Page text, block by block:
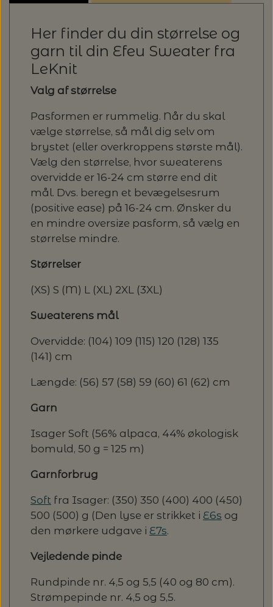
Her finder du din størrelse og
garn til din Efeu Sweater fra
LeKnit
Valg af størrelse
Pasformen er rummelig. Når du skal
vælge størrelse, så mål dig selv om
brystet (eller overkroppens største mål).
Vælg den størrelse, hvor sweaterens
overvidde er 16-24 cm større end dit
mål. Dvs. beregn et bevægelsesrum
(positive ease) på 16-24 cm. Ønsker du
en mindre oversize pasform, så vælg en
størrelse mindre.
Størrelser
(XS) S (M) L (XL) 2XL (3XL)
Sweaterens mål
Overvidde: (104) 109 (115) 120 (128) 135
(141) cm
Længde: (56) 57 (58) 59 (60) 61 (62) cm
Garn
Isager Soft (56% alpaca, 44% økologisk
bomuld, 50 g = 125 m)
Garnforbrug
Soft fra Isager: (350) 350 (400) 400 (450)
500 (500) g (Den lyse er strikket i E6s og
den mørkere udgave i E7s.
Vejledende pinde
Rundpinde nr. 4,5 og 5,5 (40 og 80 cm).
Strømpepinde nr. 4,5 og 5,5.